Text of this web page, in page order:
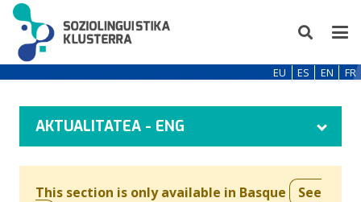
EU ES EN FR
AKTUALITATEA - ENG
This section is only available in Basque
See